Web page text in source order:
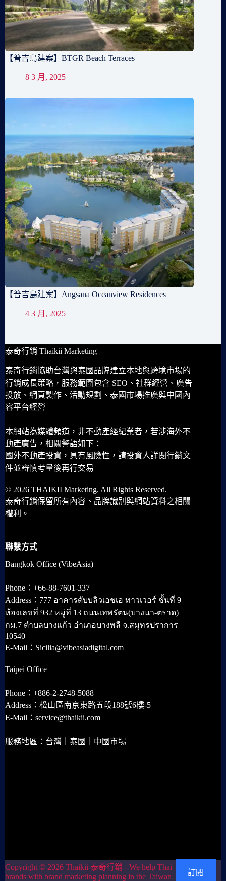
【普吉島建案】BTGR Beach Terraces
8 3 月, 2025
【普吉島建案】Angsana Oceanview Residences
4 3 月, 2025
泰奇行銷 Thaikii Marketing
泰奇行銷協助台灣與泰國品牌建立本地與跨境市場的
行銷成長策略，服務範圍包含 SEO、社群經營、廣告
投放、網頁製作、活動規劃、泰國市場推廣與中國內
容平台經營
本網站為媒體頻道，非不動產經紀業者，若涉海外不
動產廣告，相關警語如下：
國外不動產投資，具有風險性，請投資人詳閱行銷文
件並審慎考量後再行交易
© 2026 THAIKII Marketing. All Rights Reserved.
泰奇行銷保留所有內容、品牌識別與網站資料之相關
權利。
聯繫方式
Bangkok Office (VibeAsia)
Phone：+66-88-7601-337
Address：777 อาคารดับบลิวเอชเอ ทาวเวอร์ ชั้นที่ 9
ห้องเลขที่ 932 หมู่ที่ 13 ถนนเทพรัตน(บางนา-ตราด)
กม.7 ตำบลบางแก้ว อำเภอบางพลี จ.สมุทรปราการ
10540
E-Mail：Sicilia@vibeasiadigital.com
Taipei Office
Phone：+886-2-2748-5088
Address：松山區南京東路五段188號6樓-5
E-Mail：service@thaikii.com
服務地區：台灣｜泰國｜中國市場
Copyright © 2026 Thaikii 泰奇行銷 - We help Thai
brands with brand marketing planning in the Taiwan
訂閱